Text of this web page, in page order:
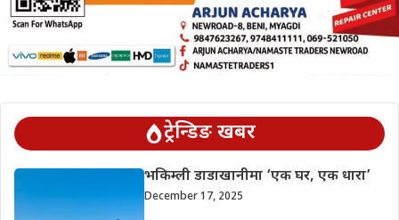
ट्रेन्डिङ खबर
भकिम्ली डाडाखानीमा ‘एक घर, एक धारा’
December 17, 2025